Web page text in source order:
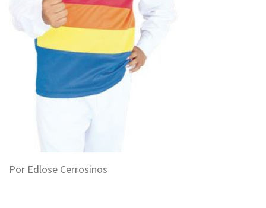
Por Edlose Cerrosinos